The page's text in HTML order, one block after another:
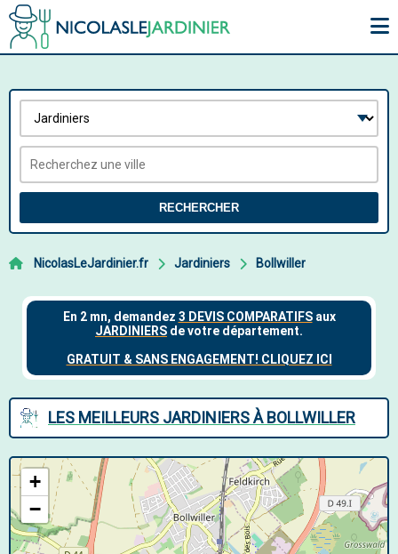
RECHERCHER
NicolasLeJardinier.fr Jardiniers Bollwiller
LES MEILLEURS JARDINIERS À BOLLWILLER
+
−